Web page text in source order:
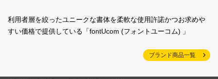
利用者層を絞ったユニークな書体を柔軟な使用許諾かつお求めや
すい価格で提供している「fontUcom (フォントユーコム) 」
ブランド商品一覧